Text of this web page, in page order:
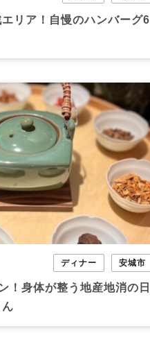
エリア！自慢のハンバーグ6
ディナー 安城市
！身体が整う地産地消の日